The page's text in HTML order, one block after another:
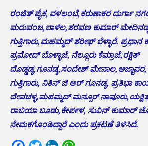
ರಂಜಿತ್ ಪೈಕ, ವಳಲಂಬೆ,ಕರುಣಾಕರ ದುರ್ಗಾ
ಮರುವಂಜ,ಬಾಳಿಲ,ಶರವಣ ಕುಮಾರ್
ಗುತ್ತಿಗಾರು,ಮಹಮ್ಮದ್ ಶರೀಫ್ ಬೆಳ್ಳಾರೆ.
ಪ್ರಮೋದ್ ಬೊಳ್ಳಾಜೆ, ನೆಲ್ಲೂರು ಕೆಮ್ರಾಜೆ,ರಕ್ಷಿತ್
ದೊಡ್ಡಡ್ಕ,ಗೂನಡ್ಕ,ಸಂದೇಶ್
ಗುತ್ತಿಗಾರು, ನಿತಿನ್ ಜಿ ಆರ್ ಗೂನಡ್ಕ, ಪ್ರತಿಭಾ
ದೇವಚಳ್ಳ,ಮಹಮ್ಮದ್ ಮನ್ಸೂರ್
ರಾಬಿಯಾ ಬೂಡು,ಕೇರ್ಪಳ, ಸುವಿನ್ ಕುಮಾರ್
ನೇಮಕಗೊಂಡಿದ್ದಾರೆ ಎಂದು ಪ್ರಕಟಣೆ ತಿಳಿಸಿದೆ.